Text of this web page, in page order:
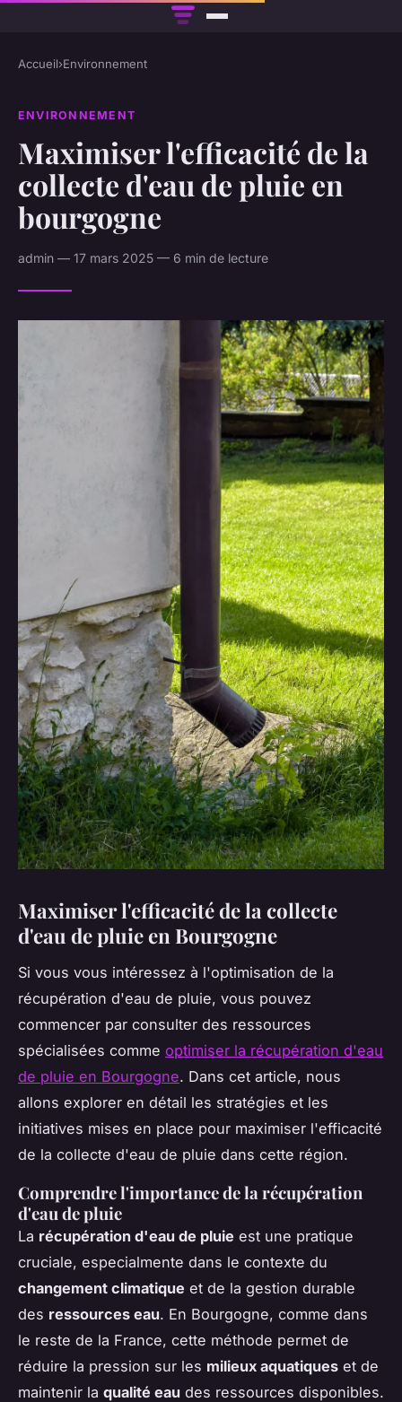
Accueil›Environnement
ENVIRONNEMENT
Maximiser l'efficacité de la
collecte d'eau de pluie en
bourgogne
admin — 17 mars 2025 — 6 min de lecture
Maximiser l'efficacité de la collecte
d'eau de pluie en Bourgogne
Si vous vous intéressez à l'optimisation de la
récupération d'eau de pluie, vous pouvez
commencer par consulter des ressources
spécialisées comme optimiser la récupération d'eau
de pluie en Bourgogne. Dans cet article, nous
allons explorer en détail les stratégies et les
initiatives mises en place pour maximiser l'efficacité
de la collecte d'eau de pluie dans cette région.
Comprendre l'importance de la récupération
d'eau de pluie
La récupération d'eau de pluie est une pratique
cruciale, especialmente dans le contexte du
changement climatique et de la gestion durable
des ressources eau. En Bourgogne, comme dans
le reste de la France, cette méthode permet de
réduire la pression sur les milieux aquatiques et de
maintenir la qualité eau des ressources disponibles.